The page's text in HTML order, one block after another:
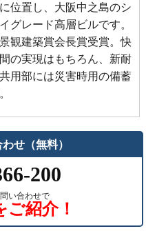
位置し、大阪中之島のシ
グレード高層ビルです。
観建築賞会長賞受賞。快
の実現はもちろん、新耐
用部には災害時用の備蓄
せ（無料）
200
い合わせで
ご紹介！